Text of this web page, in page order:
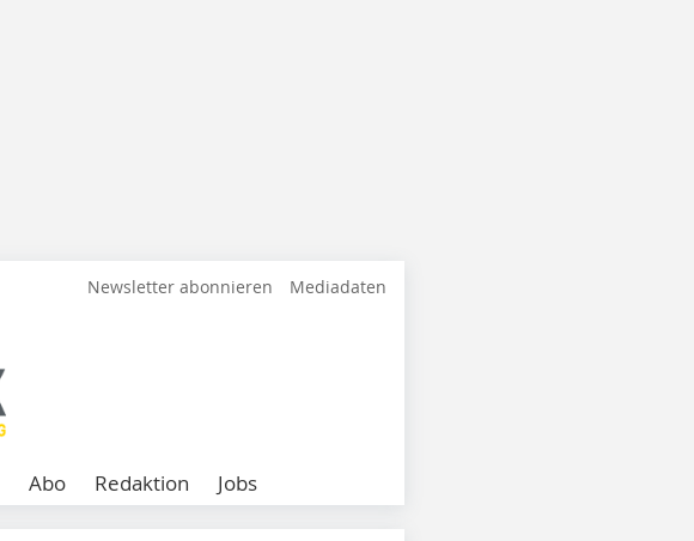
Newsletter abonnieren Mediadaten
Abo Redaktion Jobs